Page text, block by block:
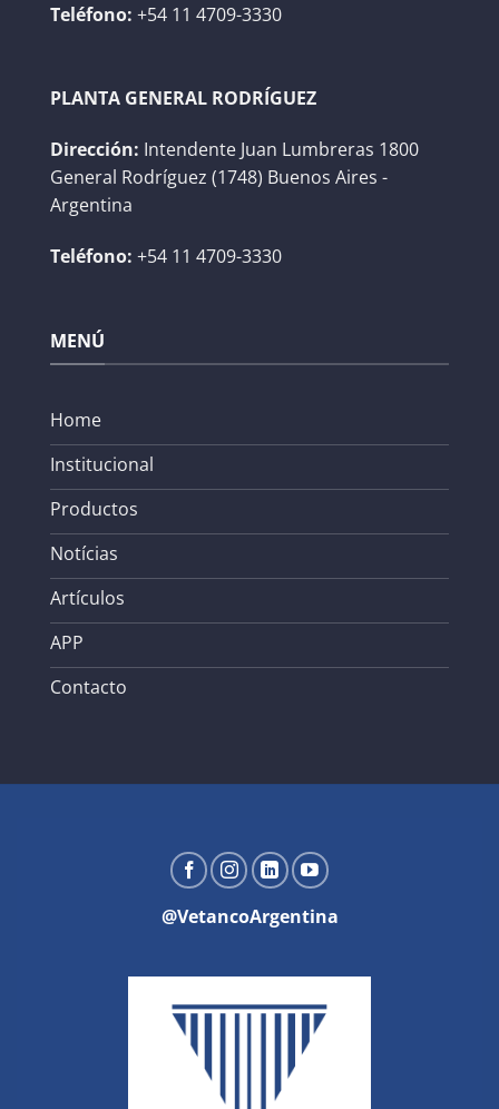
Teléfono: +54 11 4709-3330
PLANTA GENERAL RODRÍGUEZ
Dirección: Intendente Juan Lumbreras 1800
General Rodríguez (1748) Buenos Aires -
Argentina
Teléfono: +54 11 4709-3330
MENÚ
Home
Institucional
Productos
Notícias
Artículos
APP
Contacto
@VetancoArgentina